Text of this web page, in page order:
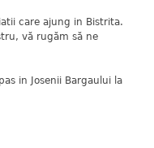
care ajung in Bistrita.
vă rugăm să ne
in Josenii Bargaului la